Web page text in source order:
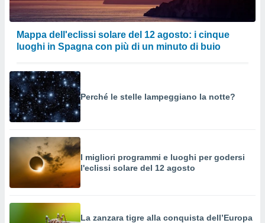
Mappa dell'eclissi solare del 12 agosto: i cinque
luoghi in Spagna con più di un minuto di buio
Perché le stelle lampeggiano la notte?
I migliori programmi e luoghi per godersi
l'eclissi solare del 12 agosto
La zanzara tigre alla conquista dell’Europa